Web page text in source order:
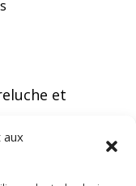
aux
et